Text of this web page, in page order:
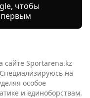
Sportarena.kz
на
особое
и единоборствам.
чтобы
первым